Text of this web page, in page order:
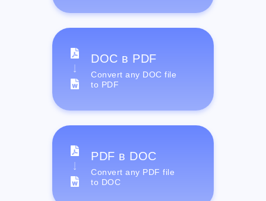
DOC в PDF
Convert any DOC file
to PDF
PDF в DOC
Convert any PDF file
to DOC